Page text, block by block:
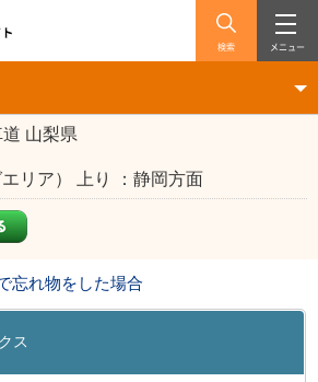
検索 メニュー
山梨県
リア） 上り ：静岡方面
忘れ物をした場合
ス